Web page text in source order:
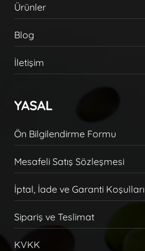
Ürünler
Blog
İletişim
YASAL
Ön Bilgilendirme Formu
Mesafeli Satış Sözleşmesi
İptal, İade ve Garanti Koşulları
Sipariş ve Teslimat
KVKK